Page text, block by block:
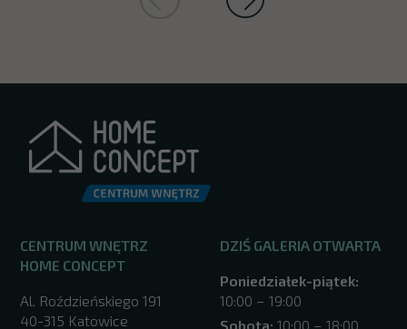
CENTRUM WNĘTRZ
HOME CONCEPT
Al. Roździeńskiego 191
40-315 Katowice
DZIŚ GALERIA OTWARTA
Poniedziałek-piątek:
10:00 – 19:00
Sobota: 10:00 – 18:00